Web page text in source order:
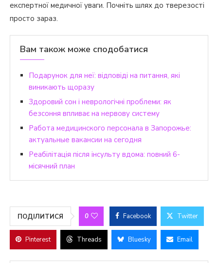
експертної медичної уваги. Почніть шлях до тверезості
просто зараз.
Вам також може сподобатися
Подарунок для неї: відповіді на питання, які
виникають щоразу
Здоровий сон і неврологічні проблеми: як
безсоння впливає на нервову систему
Работа медицинского персонала в Запорожье:
актуальные вакансии на сегодня
Реабілітація після інсульту вдома: повний 6-
місячний план
ПОДІЛИТИСЯ 0 Facebook Twitter
Pinterest Threads Bluesky Email